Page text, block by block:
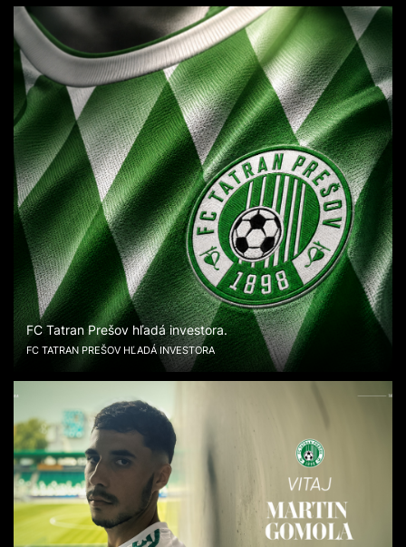
FC Tatran Prešov hľadá investora.
FC TATRAN PREŠOV HĽADÁ INVESTORA